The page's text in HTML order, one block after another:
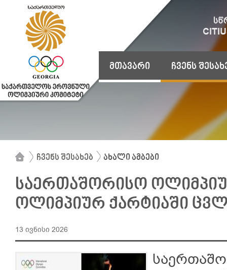
მთავარი ჩვენს
ჩვენს შესახებ ახალი ამბები
საერთაშორისო
ოლიმპიურ ქარტიაში
13 ივნისი 2026